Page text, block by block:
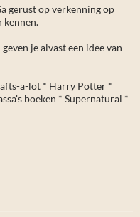
gerust op verkenning op
kennen.
je alvast een idee van
a-lot * Harry Potter *
boeken * Supernatural *